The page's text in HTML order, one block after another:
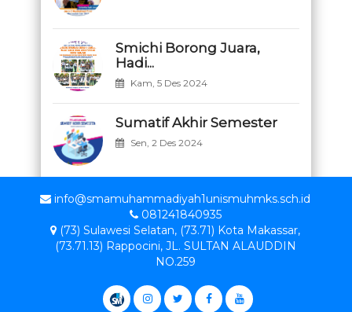
Smichi Borong Juara,
Hadi...
Kam, 5 Des 2024
Sumatif Akhir Semester
Sen, 2 Des 2024
info@smamuhammadiyah1unismuhmks.sch.id
081241840935
(73) Sulawesi Selatan, (73.71) Kota Makassar,
(73.71.13) Rappocini, JL. SULTAN ALAUDDIN
NO.259